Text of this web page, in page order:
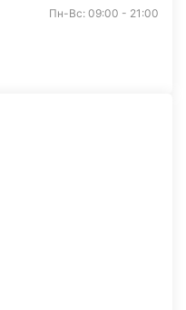
Пн-Вс: 09:00 - 21:00